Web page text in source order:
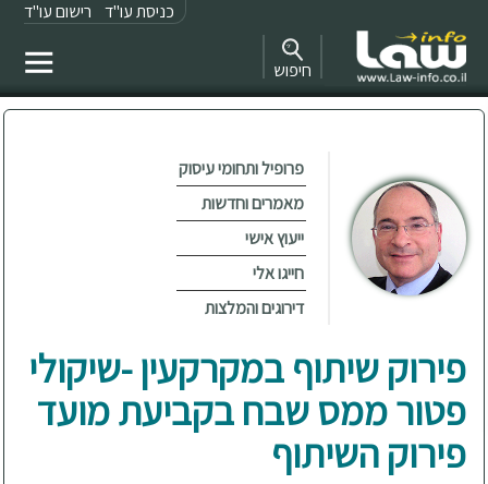
כניסת עו"ד רישום עו"ד
חיפוש
פרופיל ותחומי עיסוק
מאמרים וחדשות
ייעוץ אישי
חייגו אלי
דירוגים והמלצות
פירוק שיתוף במקרקעין -שיקולי
פטור ממס שבח בקביעת מועד
פירוק השיתוף